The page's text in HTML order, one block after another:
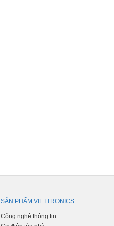
SẢN PHẨM VIETTRONICS
Công nghệ thông tin